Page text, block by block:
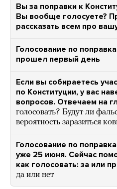
Вы за поправки к
Вы вообще голосуете?
рассказать всем про
Голосование по
прошел первый день
Если вы собираетесь
по Конституции, у вас
вопросов. Отвечаем на
голосовать? Будут ли
вероятность заразиться
Голосование по
уже 25 июня. Сейчас
как голосовать: за или
да или нет